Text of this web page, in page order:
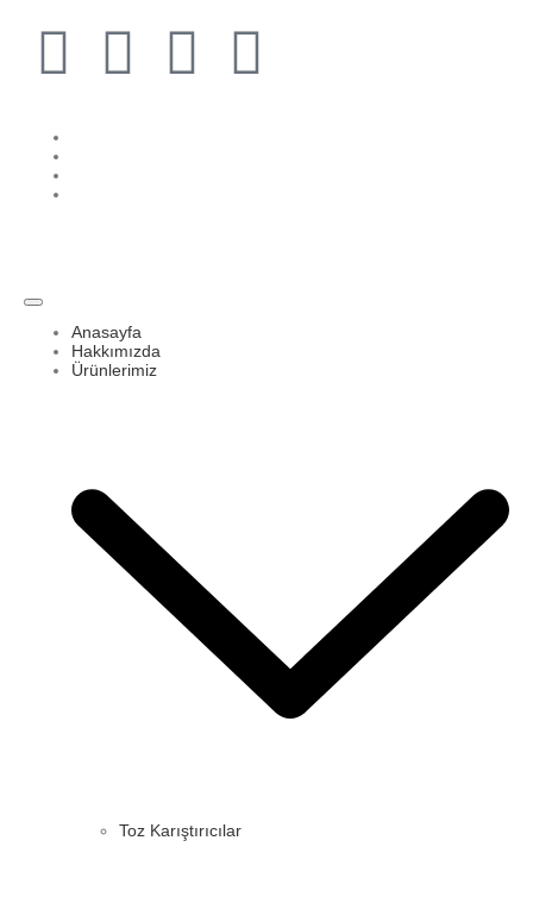
Anasayfa
Hakkımızda
Ürünlerimiz
Toz Karıştırıcılar